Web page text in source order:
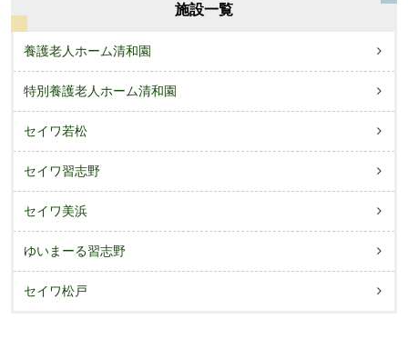
施設一覧
養護老人ホーム清和園
特別養護老人ホーム清和園
セイワ若松
セイワ習志野
セイワ美浜
ゆいまーる習志野
セイワ松戸